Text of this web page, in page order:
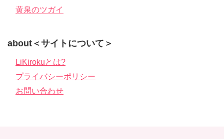
黄泉のツガイ
about＜サイトについて＞
LiKirokuとは?
プライバシーポリシー
お問い合わせ